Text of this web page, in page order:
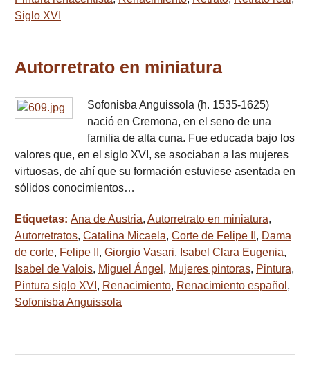
Siglo XVI
Autorretrato en miniatura
Sofonisba Anguissola (h. 1535-1625)
nació en Cremona, en el seno de una
familia de alta cuna. Fue educada bajo los
valores que, en el siglo XVI, se asociaban a las mujeres
virtuosas, de ahí que su formación estuviese asentada en
sólidos conocimientos…
Etiquetas: Ana de Austria, Autorretrato en miniatura,
Autorretratos, Catalina Micaela, Corte de Felipe II , Dama
de corte, Felipe II , Giorgio Vasari, Isabel Clara Eugenia,
Isabel de Valois, Miguel Ángel , Mujeres pintoras, Pintura,
Pintura siglo XVI , Renacimiento, Renacimiento español ,
Sofonisba Anguissola